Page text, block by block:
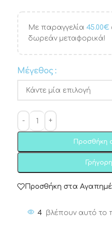
Με παραγγελία 45.00€
δωρεάν μεταφορικά!
Μέγεθος
Προσθήκη
Προσθήκη στα
4 βλέπουν αυτό το